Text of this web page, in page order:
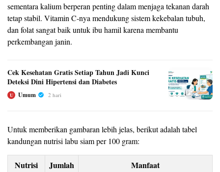
sementara kalium berperan penting dalam menjaga tekanan darah
tetap stabil. Vitamin C-nya mendukung sistem kekebalan tubuh,
dan folat sangat baik untuk ibu hamil karena membantu
perkembangan janin.
Cek Kesehatan Gratis Setiap Tahun Jadi Kunci
Deteksi Dini Hipertensi dan Diabetes
U Umum 2 hari
Untuk memberikan gambaran lebih jelas, berikut adalah tabel
kandungan nutrisi labu siam per 100 gram:
Nutrisi Jumlah Manfaat